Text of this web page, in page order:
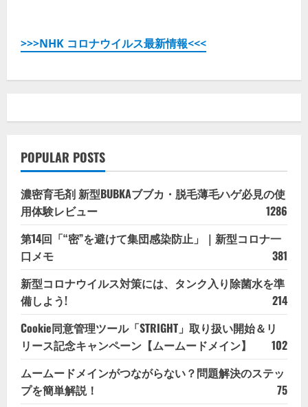
>>>NHK コロナウイルス最新情報<<<
POPULAR POSTS
濃密育毛剤 新型BUBKAブブカ・脱毛薄毛ハゲ必見の使
用体験レビュー
1286
第14回「“密”を避けて集団感染防止」｜新型コロナ一
口メモ
381
新型コロナウイルス対策には、タンク入り除菌水を準
備しよう!
214
Cookie同意管理ツール「STRIGHT」取り扱い開始＆リ
リース記念キャンペーン【ムームードメイン】
102
ムームードメインがつながらない？問題解決のステッ
プを簡単解説！
75